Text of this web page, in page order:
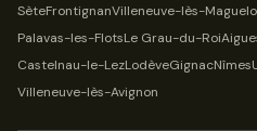
SèteFrontignanVilleneuve-lès-
Palavas-les-FlotsLe Grau-du-Roi
Castelnau-le-LezLodèveGignacNîmes
Villeneuve-lès-Avignon